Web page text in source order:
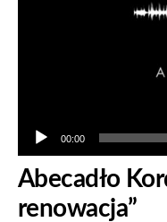
00:00
Abecadło
renowacja”